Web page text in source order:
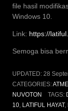
file hasil
Windows 10.
Link: https://
Semoga bisa
UPDATED: 28
CATEGORIES:
NUVOTON
TAGS:
10 LATIFUL HAYAT,